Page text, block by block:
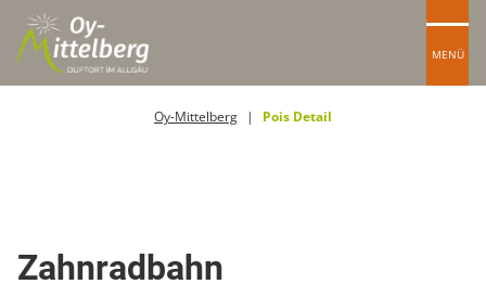
MENÜ
Oy-Mittelberg Pois Detail
Zahnradbahn